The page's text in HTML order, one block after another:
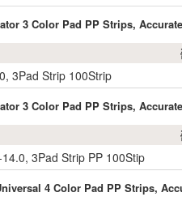
3 Color Pad PP Strips,
3Pad Strip 100Strip
3 Color Pad PP Strips,
3Pad Strip PP 100Stip
4 Color Pad PP Strips,